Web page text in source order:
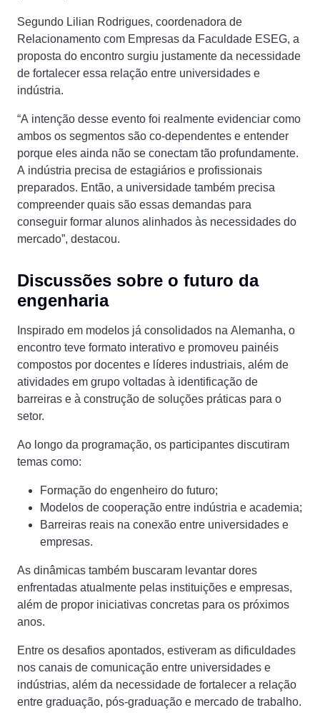
Segundo Lilian Rodrigues, coordenadora de
Relacionamento com Empresas da Faculdade ESEG, a
proposta do encontro surgiu justamente da necessidade
de fortalecer essa relação entre universidades e
indústria.
“A intenção desse evento foi realmente evidenciar como
ambos os segmentos são co-dependentes e entender
porque eles ainda não se conectam tão profundamente.
A indústria precisa de estagiários e profissionais
preparados. Então, a universidade também precisa
compreender quais são essas demandas para
conseguir formar alunos alinhados às necessidades do
mercado”, destacou.
Discussões sobre o futuro da
engenharia
Inspirado em modelos já consolidados na Alemanha, o
encontro teve formato interativo e promoveu painéis
compostos por docentes e líderes industriais, além de
atividades em grupo voltadas à identificação de
barreiras e à construção de soluções práticas para o
setor.
Ao longo da programação, os participantes discutiram
temas como:
Formação do engenheiro do futuro;
Modelos de cooperação entre indústria e academia;
Barreiras reais na conexão entre universidades e
empresas.
As dinâmicas também buscaram levantar dores
enfrentadas atualmente pelas instituições e empresas,
além de propor iniciativas concretas para os próximos
anos.
Entre os desafios apontados, estiveram as dificuldades
nos canais de comunicação entre universidades e
indústrias, além da necessidade de fortalecer a relação
entre graduação, pós-graduação e mercado de trabalho.